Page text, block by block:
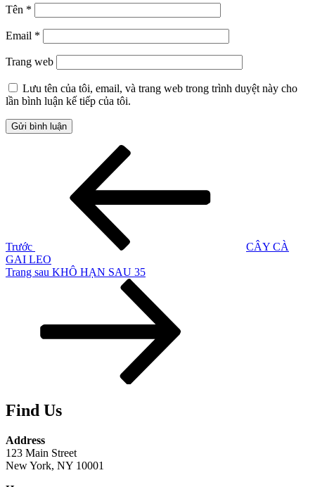
Tên *
Email *
Trang web
Lưu tên của tôi, email, và trang web trong trình duyệt này cho
lần bình luận kế tiếp của tôi.
Trước
CÂY CÀ
GAI LEO
Bài
Trang sau KHÔ HẠN SAU 35
Find Us
Address
123 Main Street
New York, NY 10001